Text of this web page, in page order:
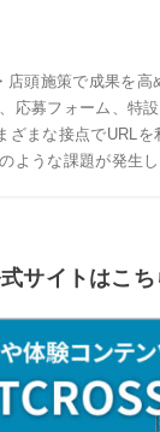
店頭施策で成果を高
応募フォーム、特
ざまな接点でURLを
ような課題が発生
式サイトはこち